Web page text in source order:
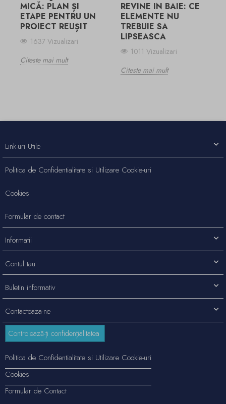
MICĂ: PLAN ȘI
ETAPE PENTRU UN
PROIECT REUȘIT
1637 Vizualizari
Citeste mai mult
REVINE IN BAIE: CE
ELEMENTE NU
TREBUIE SA
LIPSEASCA
1011 Vizualizari
Citeste mai mult
Contacteaza-ne
Link-uri Utile
Politica de Confidentialitate si Utilizare Cookie-uri
Cookies
Formular de contact
Informatii
Contul tau
Buletin informativ
Controlează-ți confidențialitatea
Politica de Confidentialitate si Utilizare Cookie-uri
Cookies
Formular de Contact